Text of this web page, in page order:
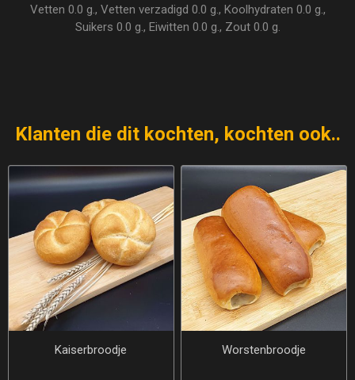
Vetten 0.0 g., Vetten verzadigd 0.0 g., Koolhydraten 0.0 g.,
Suikers 0.0 g., Eiwitten 0.0 g., Zout 0.0 g.
Klanten die dit kochten, kochten ook..
Kaiserbroodje Worstenbroodje